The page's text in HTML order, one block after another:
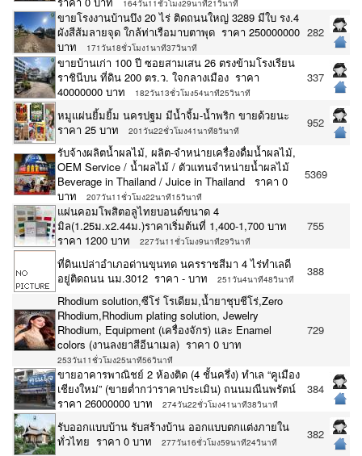
164วัน11ชั่วโมง29นาที21วินาที
ขายโรงงานบ้านบึง 20 ไร่ ติดถนนใหญ่ 3289 มีใบ รง.4
ผังสีส้มลายจุด ใกล้ท่าเรือมาบตาพุด ราคา 250000000
บาท
171วัน18ชั่วโมง1นาที37วินาที
282
ขายบ้านเก่า 100 ปี ซอยสามเสน 26 ตรงข้ามโรงเรียน
ราชินีบน ที่ดิน 200 ตร.ว. ใจกลางเมือง ราคา
40000000 บาท
182วัน13ชั่วโมง54นาที25วินาที
337
หมูแผ่นยิ้มยิ้ม นครปฐม มีน้ำจิ้ม-น้ำพริก ขายด้วยนะ
ราคา 25 บาท
201วัน22ชั่วโมง41นาที8วินาที
952
รับจ้างผลิตน้ำผลไม้, ผลิต-จำหน่ายเครื่องดื่มน้ำผลไม้,
OEM Service / น้ำผลไม้ / ตัวแทนจำหน่ายน้ำผลไม้
Beverage in Thailand / Juice in Thailand ราคา 0
บาท
207วัน11ชั่วโมง22นาที15วินาที
5369
แผ่นคอมโพสิตอลูไทยบอนด์ขนาด 4
มิล(1.25ม.x2.44ม.)ราคาเริ่มต้นที่ 1,400-1,700 บาท
ราคา 1200 บาท
227วัน11ชั่วโมง9นาที29วินาที
755
ที่ดินเปล่าอำเภอด่านขุนทด นครราชสีมา 4 ไร่ทำเลดี
อยู่ติดถนน นม.3012 ราคา - บาท
251วัน4นาที48วินาที
388
Rhodium solution,ซีโร่ โรเดียม,น้ำยาชุบชีโร่,Zero
Rhodium,Rhodium plating solution, Jewelry
Rhodium, Equipment (เครื่องจักร) และ Enamel
colors (งานลงยาสีอีนาเมล) ราคา 0 บาท
253วัน11ชั่วโมง25นาที56วินาที
729
ขายอาคารพาณิชย์ 2 ห้องติด (4 ชั้นครึ่ง) ทำเล “คูเมือง
เชียงใหม่” (ขายต่ำกว่าราคาประเมิน) ถนนมณีนพรัตน์
ราคา 26000000 บาท
274วัน22ชั่วโมง41นาที38วินาที
384
รับออกเเบบบ้าน รับสร้างบ้าน ออกเเบบตกเเต่งภายใน
ทั่วไทย ราคา 0 บาท
277วัน16ชั่วโมง59นาที24วินาที
382